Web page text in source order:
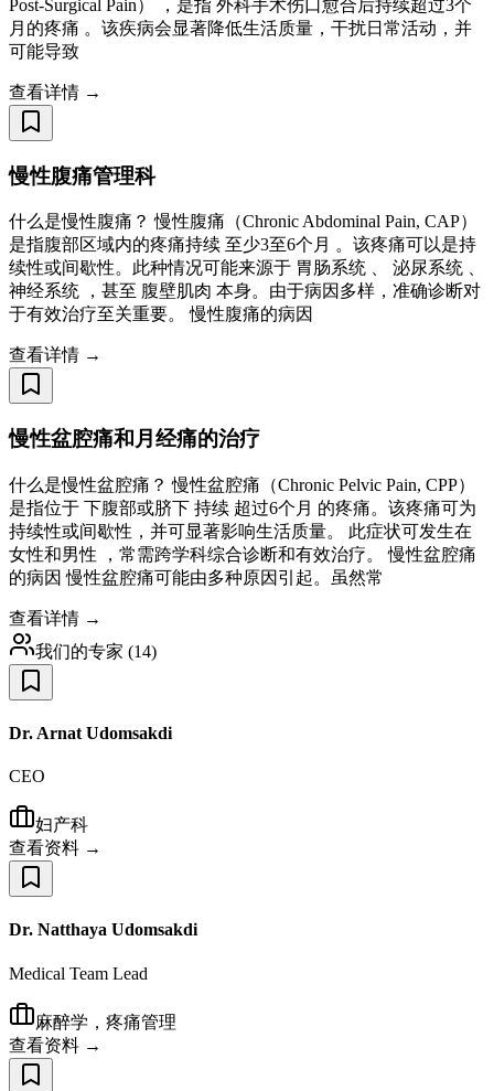
Post-Surgical Pain） ，是指 外科手术伤口愈合后持续超过3个
月的疼痛 。该疾病会显著降低生活质量，干扰日常活动，并
可能导致
查看详情 →
慢性腹痛管理科
什么是慢性腹痛？ 慢性腹痛（Chronic Abdominal Pain, CAP）
是指腹部区域内的疼痛持续 至少3至6个月 。该疼痛可以是持
续性或间歇性。此种情况可能来源于 胃肠系统 、 泌尿系统 、
神经系统 ，甚至 腹壁肌肉 本身。由于病因多样，准确诊断对
于有效治疗至关重要。 慢性腹痛的病因
查看详情 →
慢性盆腔痛和月经痛的治疗
什么是慢性盆腔痛？ 慢性盆腔痛（Chronic Pelvic Pain, CPP）
是指位于 下腹部或脐下 持续 超过6个月 的疼痛。该疼痛可为
持续性或间歇性，并可显著影响生活质量。 此症状可发生在
女性和男性 ，常需跨学科综合诊断和有效治疗。 慢性盆腔痛
的病因 慢性盆腔痛可能由多种原因引起。虽然常
查看详情 →
我们的专家 (14)
Dr. Arnat Udomsakdi
CEO
妇产科
查看资料 →
Dr. Natthaya Udomsakdi
Medical Team Lead
麻醉学，疼痛管理
查看资料 →